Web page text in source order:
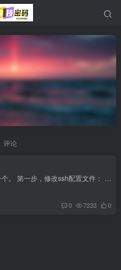
评论
网上的教程太啰嗦，自己码一个。 第一步，修改ssh配置文件： vi /etc/ssh/sshd_config vi /etc/ssh/ssh_config 将2个文件中的Port 22前的注释去掉，改成想用的端口。 第二部，设置防火墙，开放...
0 7233 0